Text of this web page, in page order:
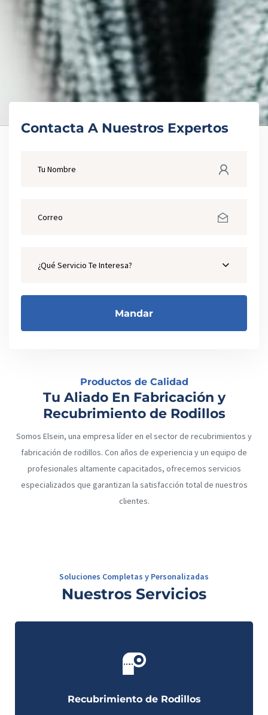
Productos de Calidad
Tu Aliado En Fabricación y
Recubrimiento de Rodillos
Somos Elsein, una empresa líder en el sector de recubrimientos y
fabricación de rodillos. Con años de experiencia y un equipo de
profesionales altamente capacitados, ofrecemos servicios
especializados que garantizan la satisfacción total de nuestros
clientes.
Contacta A Nuestros Expertos
¿Qué Servicio Te Interesa?
Soluciones Completas y Personalizadas
Nuestros Servicios
Recubrimiento de Rodillos